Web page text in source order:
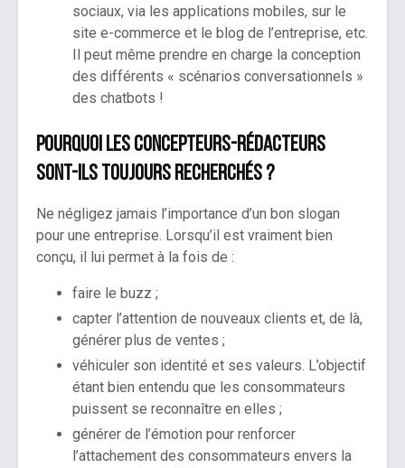
sociaux, via les applications mobiles, sur le
site e-commerce et le blog de l’entreprise, etc.
Il peut même prendre en charge la conception
des différents « scénarios conversationnels »
des chatbots !
Pourquoi les concepteurs-rédacteurs
sont-ils toujours recherchés ?
Ne négligez jamais l’importance d’un bon slogan
pour une entreprise. Lorsqu’il est vraiment bien
conçu, il lui permet à la fois de :
faire le buzz ;
capter l’attention de nouveaux clients et, de là,
générer plus de ventes ;
véhiculer son identité et ses valeurs. L’objectif
étant bien entendu que les consommateurs
puissent se reconnaître en elles ;
générer de l’émotion pour renforcer
l’attachement des consommateurs envers la